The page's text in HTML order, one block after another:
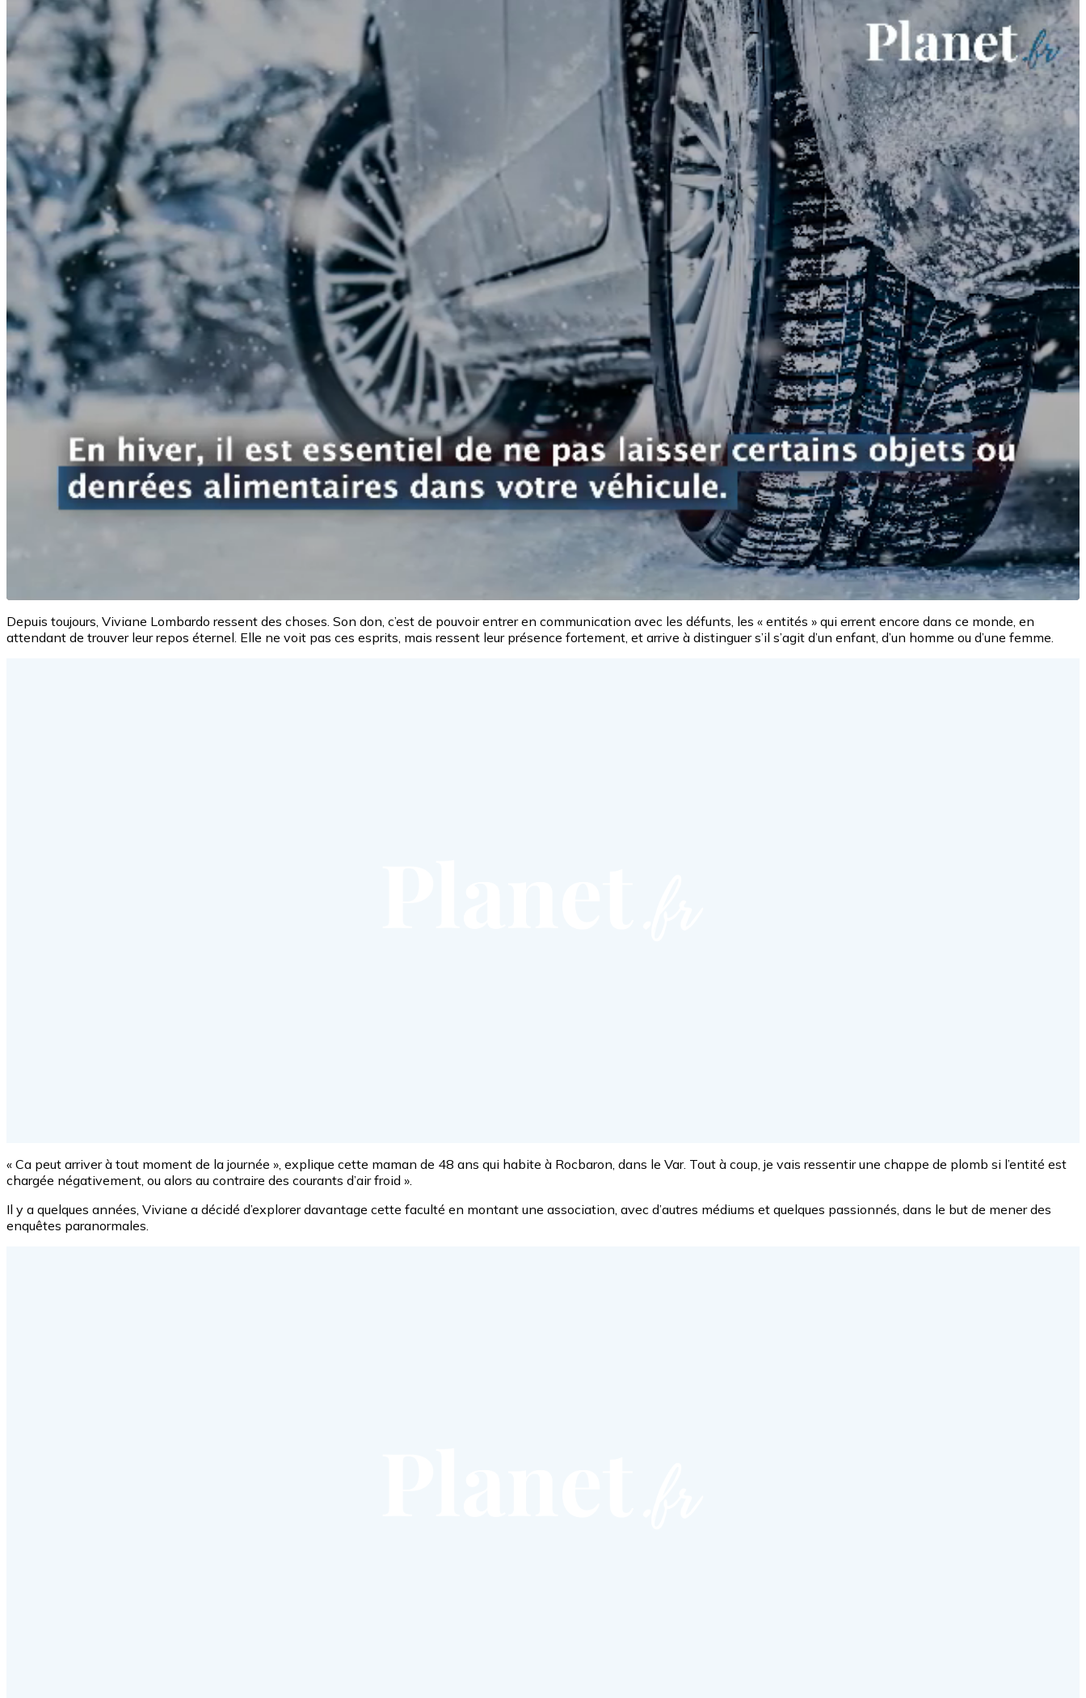
Depuis toujours, Viviane Lombardo ressent des choses. Son don, c’est de pouvoir entrer en communication avec les défunts, les « entités » qui errent encore dans ce monde, en
attendant de trouver leur repos éternel. Elle ne voit pas ces esprits, mais ressent leur présence fortement, et arrive à distinguer s’il s’agit d’un enfant, d’un homme ou d’une femme.
« Ca peut arriver à tout moment de la journée », explique cette maman de 48 ans qui habite à Rocbaron, dans le Var. Tout à coup, je vais ressentir une chappe de plomb si l’entité est
chargée négativement, ou alors au contraire des courants d’air froid ».
Il y a quelques années, Viviane a décidé d’explorer davantage cette faculté en montant une association, avec d’autres médiums et quelques passionnés, dans le but de mener des
enquêtes paranormales.